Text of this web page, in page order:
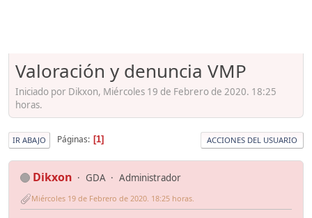
Valoración y denuncia VMP
Iniciado por Dikxon, Miércoles 19 de Febrero de 2020. 18:25
horas.
IR ABAJO Páginas 1 ACCIONES DEL USUARIO
Dikxon GDA Administrador
Miércoles 19 de Febrero de 2020. 18:25 horas.